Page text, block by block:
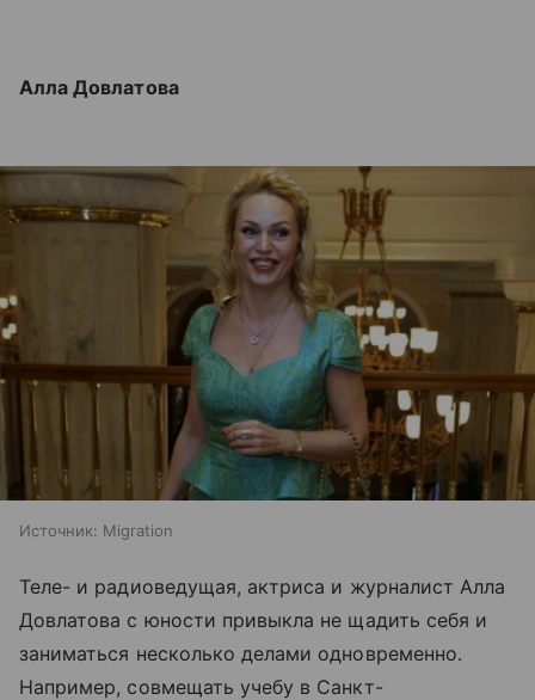
Алла Довлатова
Источник: Migration
Теле- и радиоведущая, актриса и журналист Алла
Довлатова с юности привыкла не щадить себя и
заниматься несколько делами одновременно.
Например, совмещать учебу в Санкт-